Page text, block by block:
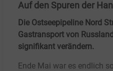
Auf den Spuren der
Die Ostseepipeline Nord
Gastransport von
signifikant verändern.
Ende Mai war es endlich